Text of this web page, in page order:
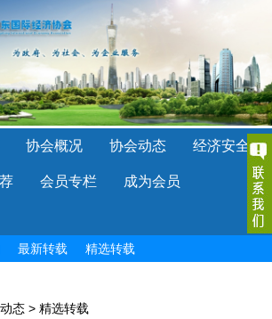
协会概况 协会动态 经济安全
会员专栏 成为会员
最新转载 精选转载
态 > 精选转载